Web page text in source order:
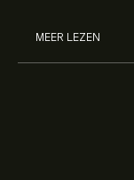
MEER LEZEN